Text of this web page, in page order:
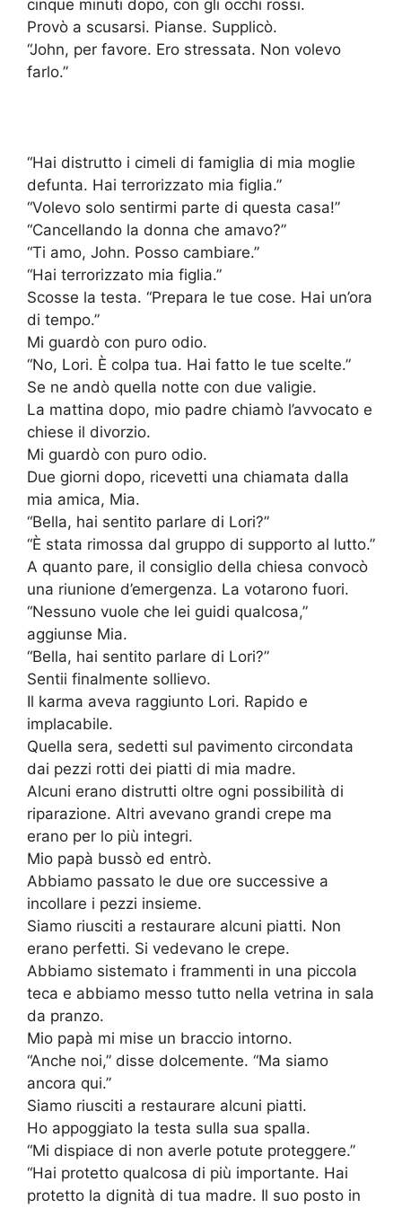
cinque minuti dopo, con gli occhi rossi.
Provò a scusarsi. Pianse. Supplicò.
“John, per favore. Ero stressata. Non volevo
farlo.”
“Hai distrutto i cimeli di famiglia di mia moglie
defunta. Hai terrorizzato mia figlia.”
“Volevo solo sentirmi parte di questa casa!”
“Cancellando la donna che amavo?”
“Ti amo, John. Posso cambiare.”
“Hai terrorizzato mia figlia.”
Scosse la testa. “Prepara le tue cose. Hai un’ora
di tempo.”
Mi guardò con puro odio.
“No, Lori. È colpa tua. Hai fatto le tue scelte.”
Se ne andò quella notte con due valigie.
La mattina dopo, mio padre chiamò l’avvocato e
chiese il divorzio.
Mi guardò con puro odio.
Due giorni dopo, ricevetti una chiamata dalla
mia amica, Mia.
“Bella, hai sentito parlare di Lori?”
“È stata rimossa dal gruppo di supporto al lutto.”
A quanto pare, il consiglio della chiesa convocò
una riunione d’emergenza. La votarono fuori.
“Nessuno vuole che lei guidi qualcosa,”
aggiunse Mia.
“Bella, hai sentito parlare di Lori?”
Sentii finalmente sollievo.
Il karma aveva raggiunto Lori. Rapido e
implacabile.
Quella sera, sedetti sul pavimento circondata
dai pezzi rotti dei piatti di mia madre.
Alcuni erano distrutti oltre ogni possibilità di
riparazione. Altri avevano grandi crepe ma
erano per lo più integri.
Mio papà bussò ed entrò.
Abbiamo passato le due ore successive a
incollare i pezzi insieme.
Siamo riusciti a restaurare alcuni piatti. Non
erano perfetti. Si vedevano le crepe.
Abbiamo sistemato i frammenti in una piccola
teca e abbiamo messo tutto nella vetrina in sala
da pranzo.
Mio papà mi mise un braccio intorno.
“Anche noi,” disse dolcemente. “Ma siamo
ancora qui.”
Siamo riusciti a restaurare alcuni piatti.
Ho appoggiato la testa sulla sua spalla.
“Mi dispiace di non averle potute proteggere.”
“Hai protetto qualcosa di più importante. Hai
protetto la dignità di tua madre. Il suo posto in